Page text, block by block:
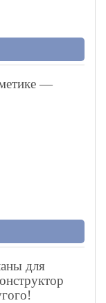
—
для